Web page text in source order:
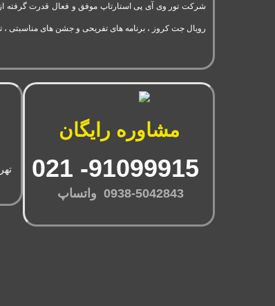
رویال جت کروز ، برنامه های تفریحی و جشن های مناسبتی
مشاوره رایگان
0938-5042843 واتساپ